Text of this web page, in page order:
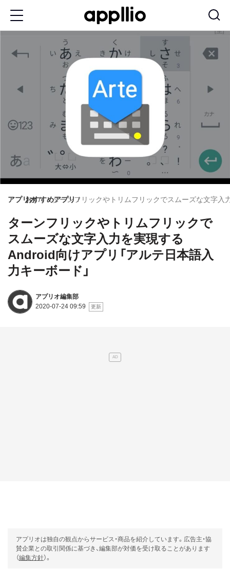
ツ
アプリオおすすめアプリターンフリックやトリムフリックでスムーズな文字入
ターンフリックやトリムフリックで
スムーズな文字入力を実現する
Android向けアプリ「アルテ日本語入
力キーボード」
アプリオ編集部
2020-07-24 09:59
アプリオは独自の観点からサービス・商品を紹介しています。広告主・協
賛企業との取引関係に基づき、編集部が対価を受け取ることがあります
（編集方針）。